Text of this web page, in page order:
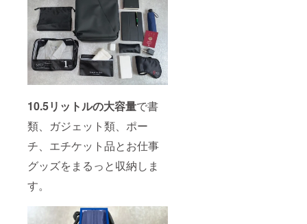
10.5リットルの大容量で書
類、ガジェット類、ポー
チ、エチケット品とお仕事
グッズをまるっと収納しま
す。